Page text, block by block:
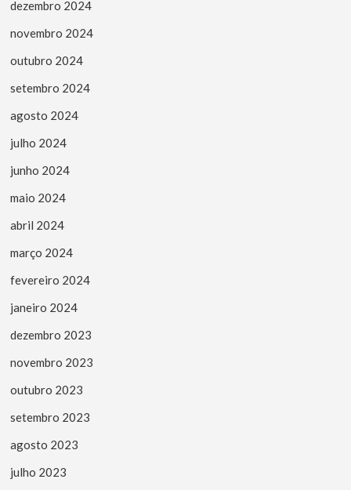
dezembro 2024
novembro 2024
outubro 2024
setembro 2024
agosto 2024
julho 2024
junho 2024
maio 2024
abril 2024
março 2024
fevereiro 2024
janeiro 2024
dezembro 2023
novembro 2023
outubro 2023
setembro 2023
agosto 2023
julho 2023